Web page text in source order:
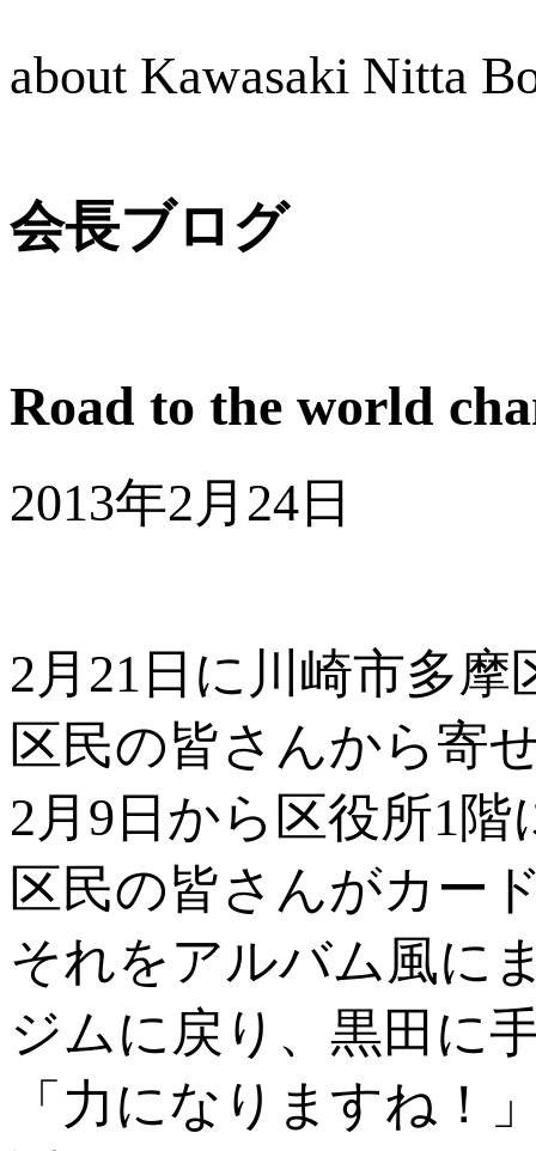
about Kawasaki Nitta
会長ブログ
Road to the world
2013年2月24日
2月21日に川崎市多
区民の皆さんから寄
2月9日から区役所1
区民の皆さんがカー
それをアルバム風に
ジムに戻り、黒田に
「力になりますね！